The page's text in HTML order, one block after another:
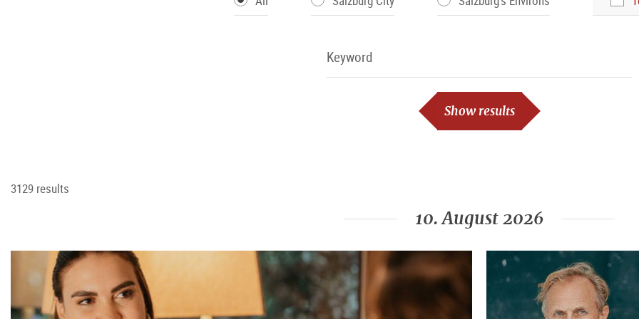
Keyword
Show results
3129 results
10. August 2026